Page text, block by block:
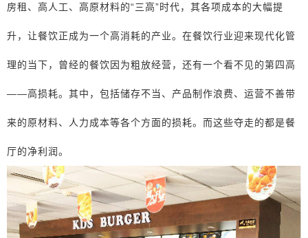
房租、高人工、高原材料的“三高”时代，其各项成本的大幅提
升，让餐饮正成为一个高消耗的产业。在餐饮行业迎来现代化管
理的当下，曾经的餐饮因为粗放经营，还有一个看不见的第四高
——高损耗。其中，包括储存不当、产品制作浪费、运营不善带
来的原材料、人力成本等各个方面的损耗。而这些夺走的都是餐
厅的净利润。